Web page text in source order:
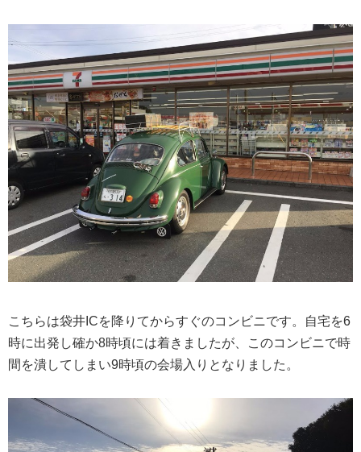
こちらは袋井ICを降りてからすぐのコンビニです。自宅を6
時に出発し確か8時頃には着きましたが、このコンビニで時
間を潰してしまい9時頃の会場入りとなりました。